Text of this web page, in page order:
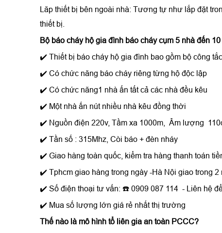
Lăp thiết bị bên ngoài nhà: Tương tự như lắp đặt
thiết bị.
Bộ báo cháy hộ gia đình báo cháy cụm 5 nhà đến
✔️ Thiết bị báo cháy hộ gia đình bao gồm bộ công
✔️ Có chức năng báo cháy riêng từng hộ độc lập
✔️ Có chức năng1 nhà ấn tất cả các nhà đều kêu
✔️ Một nhà ấn nút nhiều nhà kêu đồng thời
✔️ Nguồn điện 220v, Tầm xa 1000m, Âm lượng
✔️ Tần số : 315Mhz, Còi báo + đèn nháy
✔️ Giao hàng toàn quốc, kiểm tra hàng thanh toán
✔️ Tphcm giao hàng trong ngày -Hà Nội giao trong 2
✔️ Số điện thoại tư vấn: ☎️ 0909 087 114 - Liên hệ
✔️ Mua số lượng lớn giá rẻ nhất thị trường
Thế nào là mô hình tổ liên gia an toàn PCCC?